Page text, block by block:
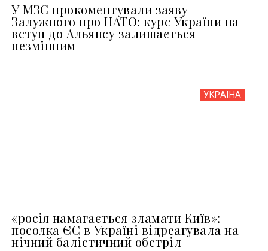
У МЗС прокоментували заяву
Залужного про НАТО: курс України на
вступ до Альянсу залишається
незмінним
УКРАЇНА
«росія намагається зламати Київ»:
посолка ЄС в Україні відреагувала на
нічний балістичний обстріл